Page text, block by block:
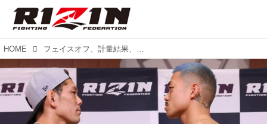
HOME フェイスオフ、計量結果、身長差、リーチ差を掲載中！RIZIN.41大阪大会 計量結果